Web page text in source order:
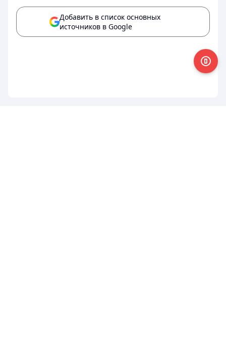
Добавить в список основных
источников в Google